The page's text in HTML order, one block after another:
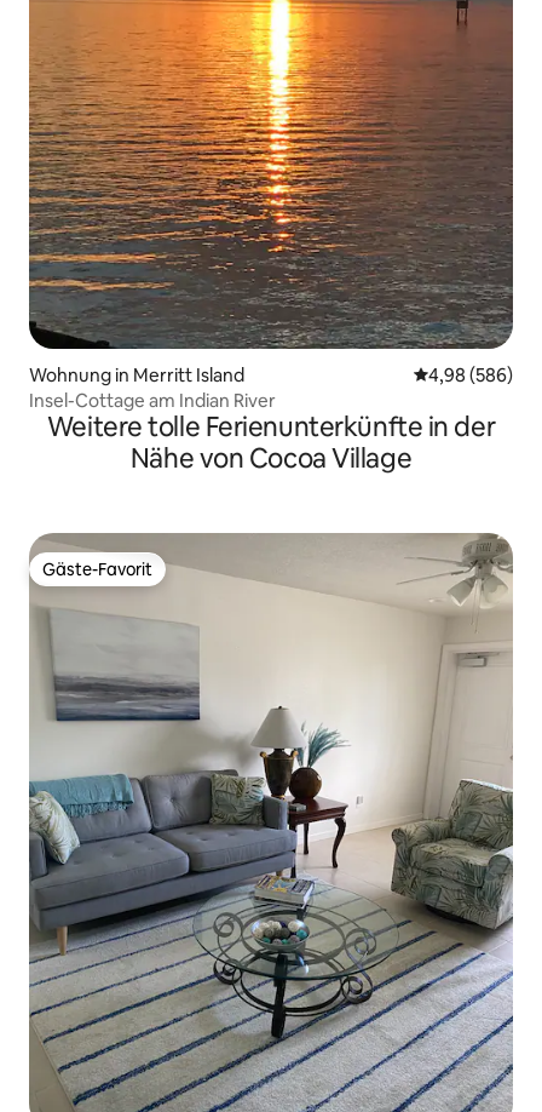
Wohnung in Merritt Island
4,98 (586)
Insel-Cottage am Indian River
Weitere tolle Ferienunterkünfte in der
Nähe von Cocoa Village
Gäste-Favorit
Gäste-Favorit